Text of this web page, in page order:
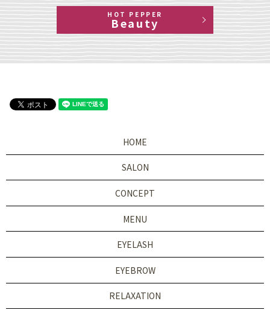
HOT PEPPER
Beauty
HOME
SALON
CONCEPT
MENU
EYELASH
EYEBROW
RELAXATION